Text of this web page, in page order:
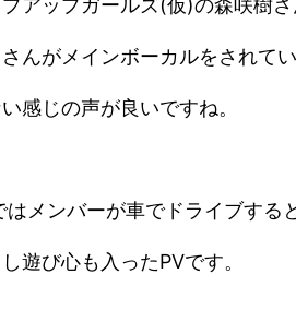
アップガールズ(仮)の森咲樹さ
んがメインボーカルをされてい
感じの声が良いですね。
はメンバーが車でドライブする
遊び心も入ったPVです。